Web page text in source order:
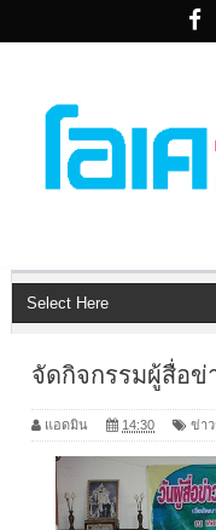
จัดกิจกรรมผู้สื่อข่
แอดมิน 14:30 ข่าว